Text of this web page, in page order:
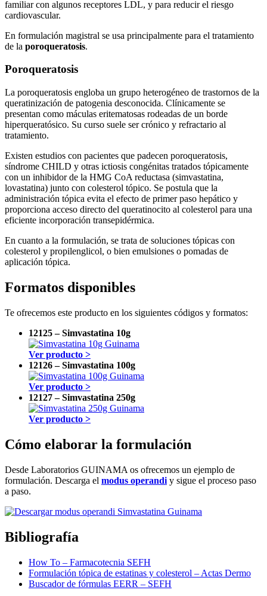
familiar con algunos receptores LDL, y para reducir el riesgo
cardiovascular.
En formulación magistral se usa principalmente para el tratamiento
de la poroqueratosis.
Poroqueratosis
La poroqueratosis engloba un grupo heterogéneo de trastornos de la
queratinización de patogenia desconocida. Clínicamente se
presentan como máculas eritematosas rodeadas de un borde
hiperqueratósico. Su curso suele ser crónico y refractario al
tratamiento.
Existen estudios con pacientes que padecen poroqueratosis,
síndrome CHILD y otras ictiosis congénitas tratados tópicamente
con un inhibidor de la HMG CoA reductasa (simvastatina,
lovastatina) junto con colesterol tópico. Se postula que la
administración tópica evita el efecto de primer paso hepático y
proporciona acceso directo del queratinocito al colesterol para una
eficiente incorporación transepidérmica.
En cuanto a la formulación, se trata de soluciones tópicas con
colesterol y propilenglicol, o bien emulsiones o pomadas de
aplicación tópica.
Formatos disponibles
Te ofrecemos este producto en los siguientes códigos y formatos:
12125 – Simvastatina 10g
Ver producto >
12126 – Simvastatina 100g
Ver producto >
12127 – Simvastatina 250g
Ver producto >
Cómo elaborar la formulación
Desde Laboratorios GUINAMA os ofrecemos un ejemplo de
formulación. Descarga el modus operandi y sigue el proceso paso
a paso.
Bibliografía
How To – Farmacotecnia SEFH
Formulación tópica de estatinas y colesterol – Actas Dermo
Buscador de fórmulas EERR – SEFH